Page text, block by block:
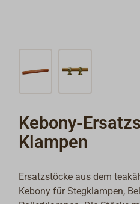
Kebony-
Klampen
Ersatzstöcke aus dem
Kebony für Stegklampen,